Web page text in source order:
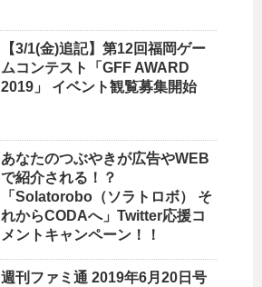
【3/1(金)追記】第12回福岡ゲー
ムコンテスト「GFF AWARD
2019」 イベント観覧募集開始
あなたのつぶやきが広告やWEB
で紹介される！？
「Solatorobo（ソラトロボ） そ
れからCODAへ」Twitter応援コ
メントキャンペーン！！
週刊ファミ通 2019年6月20日号